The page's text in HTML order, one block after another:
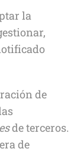
la
de
de terceros.
de